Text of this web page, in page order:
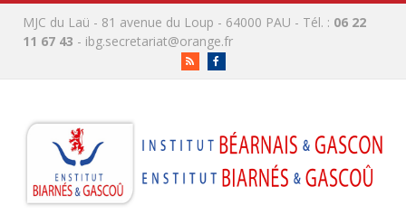
MJC du Laü - 81 avenue du Loup - 64000 PAU - Tél. : 06 22
11 67 43 - ibg.secretariat@orange.fr
RSS